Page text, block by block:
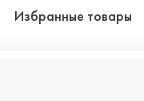
Избранные товары